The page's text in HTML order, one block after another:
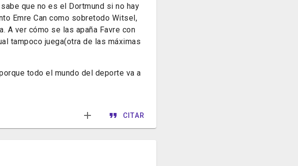
que no es el Dortmund si no hay
Emre Can como sobretodo Witsel,
A ver cómo se las apaña Favre con
tampoco juega(otra de las máximas
todo el mundo del deporte va a
CITAR